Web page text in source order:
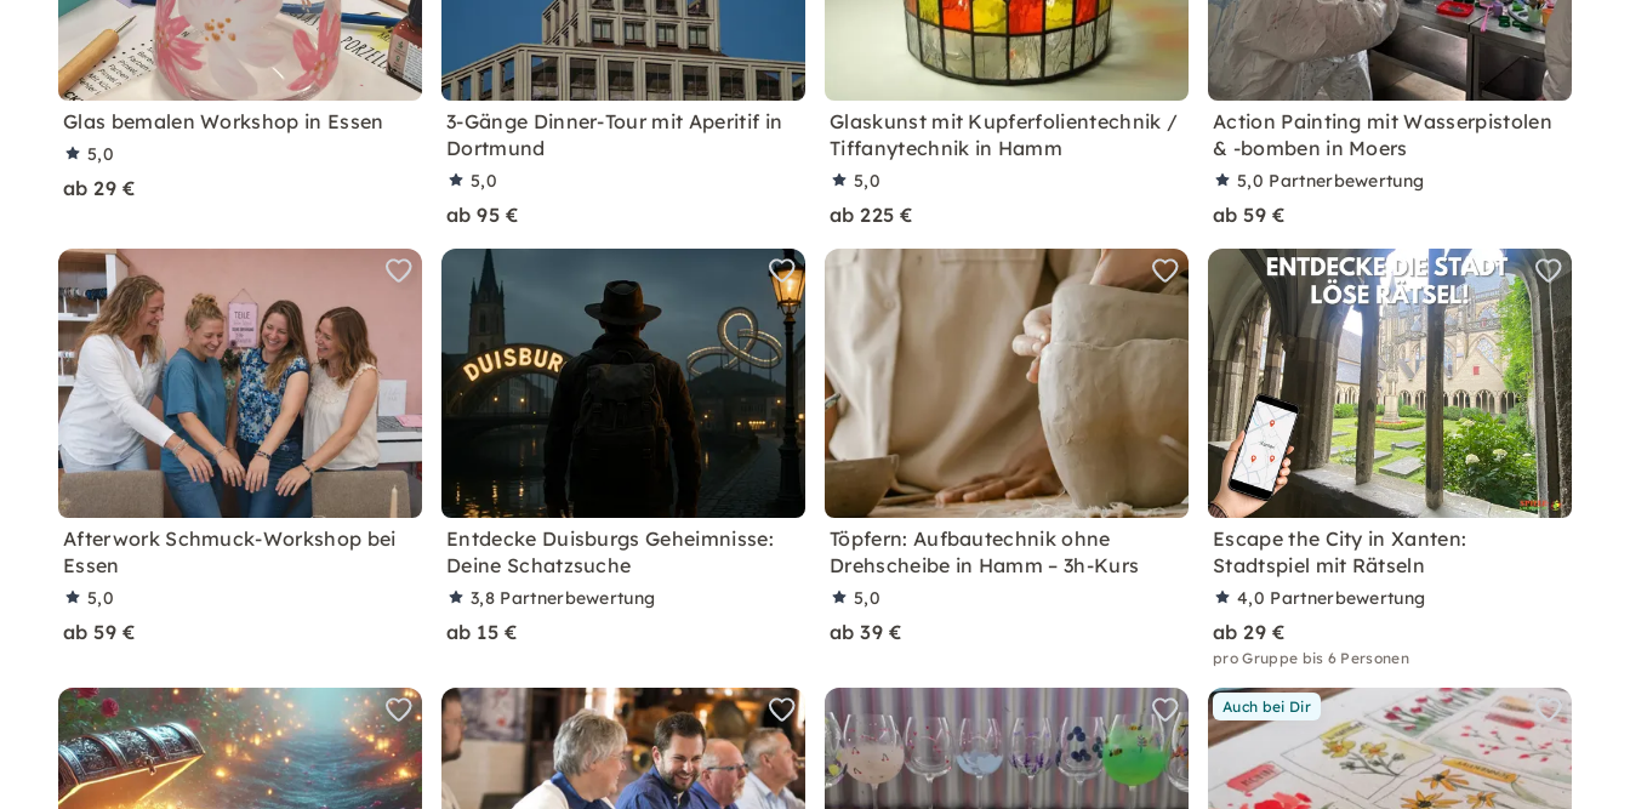
Glas bemalen Workshop in Essen
5,0
ab 29 €
3-Gänge Dinner-Tour mit Aperitif in
Dortmund
5,0
ab 95 €
Glaskunst mit Kupferfolientechnik /
Tiffanytechnik in Hamm
5,0
ab 225 €
Action Painting mit Wasserpistolen
& -bomben in Moers
5,0 Partnerbewertung
ab 59 €
Afterwork Schmuck-Workshop bei
Essen
5,0
ab 59 €
Entdecke Duisburgs Geheimnisse:
Deine Schatzsuche
3,8 Partnerbewertung
ab 15 €
Töpfern: Aufbautechnik ohne
Drehscheibe in Hamm – 3h-Kurs
5,0
ab 39 €
Escape the City in Xanten:
Stadtspiel mit Rätseln
4,0 Partnerbewertung
ab 29 €
pro Gruppe bis 6 Personen
Auch bei Dir